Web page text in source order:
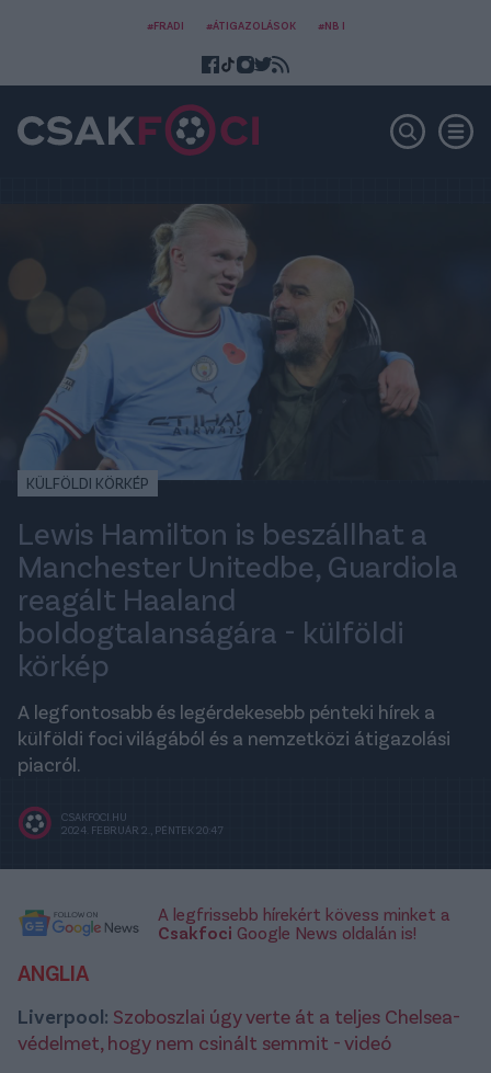
#FRADI #ÁTIGAZOLÁSOK #NB I
KÜLFÖLDI KÖRKÉP
Lewis Hamilton is beszállhat a
Manchester Unitedbe, Guardiola
reagált Haaland
boldogtalanságára - külföldi
körkép
A legfontosabb és legérdekesebb pénteki hírek a
külföldi foci világából és a nemzetközi átigazolási
piacról.
CSAKFOCI.HU
2024. FEBRUÁR 2., PÉNTEK 20:47
A legfrissebb hírekért kövess minket a
Csakfoci Google News oldalán is!
ANGLIA
Liverpool: Szoboszlai úgy verte át a teljes Chelsea-
védelmet, hogy nem csinált semmit - videó